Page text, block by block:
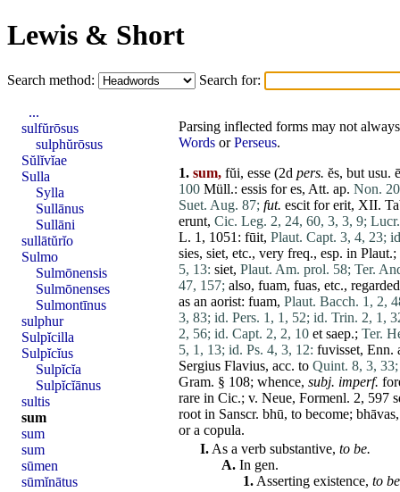
Lewis & Short
Search method: Search for:
Parsing inflected forms may not
Words orPerseus.
1. sum, fŭi, esse (2d pers. ĕs, but usu.
100 Müll.: essis fores, Att. ap. Non.
Suet. Aug. 87; fut. escit forerit, XII.
erunt, Cic. Leg. 2, 24, 60, 3, 3, 9;
L. 1, 1051: fūit, Plaut. Capt. 3, 4, 23;
sies, siet, etc., very freq., esp. in
5, 13: siet, Plaut. Am. prol. 58; Ter.
47, 157; also, fuam, fuas, etc.,
as an aorist: fuam, Plaut. Bacch. 1, 2,
3, 83; id. Pers. 1, 1, 52; id. Trin. 2, 1,
2, 56; id. Capt. 2, 2, 10 et saep.; Ter.
5, 1, 13; id. Ps. 4, 3, 12: fuvisset, Enn.
Sergius Flavius, acc. to Quint. 8, 3, 33;
Gram. § 108; whence, subj. imperf.
rare in Cic.; v. Neue, Formenl. 2, 597
root in Sanscr. bhū, to become;
or a copula.
I. As a verb substantive, to be.
A. In gen.
1. Asserting existence, to
...
sulfŭrōsus
sulphŭrōsus
Sŭlĭvĭae
Sulla
Sylla
Sullānus
Sullāni
sullātŭrĭo
Sulmo
Sulmōnensis
Sulmōnenses
Sulmontīnus
sulphur
Sulpĭcilla
Sulpĭcĭus
Sulpĭcĭa
Sulpĭcĭānus
sultis
sum
sum
sum
sūmen
sūmĭnātus